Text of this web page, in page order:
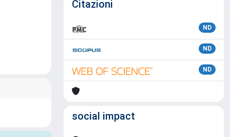
Citazioni
ND
ND
ND
social impact